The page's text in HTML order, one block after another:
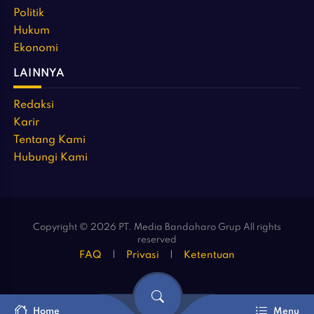
Politik
Hukum
Ekonomi
LAINNYA
Redaksi
Karir
Tentang Kami
Hubungi Kami
Copyright © 2026 PT. Media Bandaharo Grup All rights
reserved
FAQ Privasi Ketentuan
Home Menu